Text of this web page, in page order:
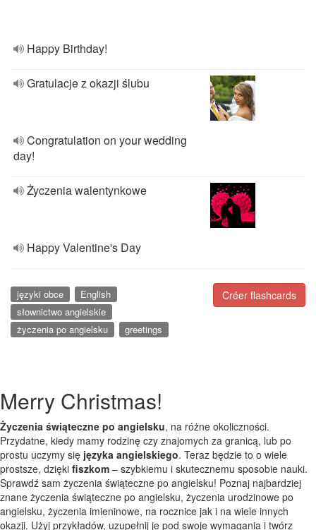
Happy Birthday!
Gratulacje z okazji ślubu
Congratulation on your wedding
day!
Życzenia walentynkowe
Happy Valentine's Day
Créer flashcards
języki obce
English
słownictwo angielskie
życzenia po angielsku
greetings
Merry Christmas!
Życzenia świąteczne po angielsku, na różne okoliczności.
Przydatne, kiedy mamy rodzinę czy znajomych za granicą, lub po
prostu uczymy się języka angielskiego. Teraz będzie to o wiele
prostsze, dzięki fiszkom – szybkiemu i skutecznemu sposobie nauki.
Sprawdź sam życzenia świąteczne po angielsku! Poznaj najbardziej
znane życzenia świąteczne po angielsku, życzenia urodzinowe po
angielsku, życzenia imieninowe, na rocznice jak i na wiele innych
okazji. Użyj przykładów, uzupełnij je pod swoje wymagania i twórz